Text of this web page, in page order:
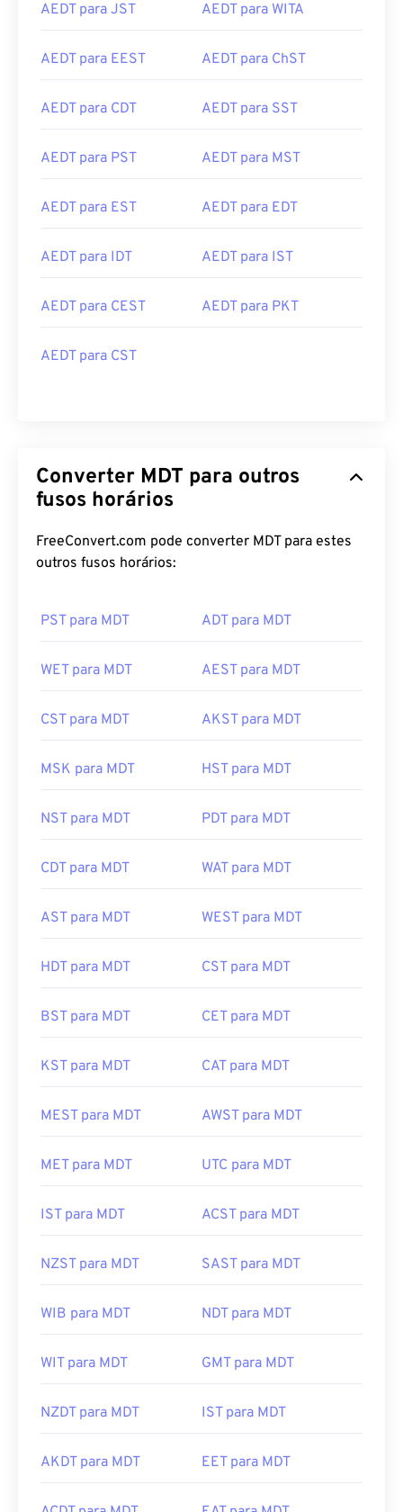
AEDT para JST AEDT para WITA
AEDT para EEST AEDT para ChST
AEDT para CDT AEDT para SST
AEDT para PST AEDT para MST
AEDT para EST AEDT para EDT
AEDT para IDT AEDT para IST
AEDT para CEST AEDT para PKT
AEDT para CST
Converter MDT para outros
fusos horários
FreeConvert.com pode converter MDT para estes
outros fusos horários:
PST para MDT ADT para MDT
WET para MDT AEST para MDT
CST para MDT AKST para MDT
MSK para MDT HST para MDT
NST para MDT PDT para MDT
CDT para MDT WAT para MDT
AST para MDT WEST para MDT
HDT para MDT CST para MDT
BST para MDT CET para MDT
KST para MDT CAT para MDT
MEST para MDT AWST para MDT
MET para MDT UTC para MDT
IST para MDT ACST para MDT
NZST para MDT SAST para MDT
WIB para MDT NDT para MDT
WIT para MDT GMT para MDT
NZDT para MDT IST para MDT
AKDT para MDT EET para MDT